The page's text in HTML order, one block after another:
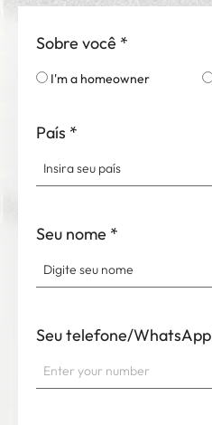
Sobre você *
I'm a homeowner
País *
Seu nome *
Seu telefone/WhatsApp